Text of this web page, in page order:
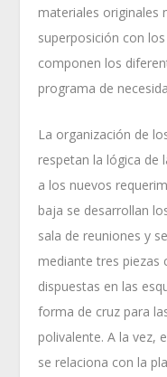
materiales originales
superposición con
componen los
programa de
La organización de
respetan la lógica de
a los nuevos
baja se desarrollan
sala de reuniones y
mediante tres piezas
dispuestas en las
forma de cruz para
polivalente. A la vez,
se relaciona con la